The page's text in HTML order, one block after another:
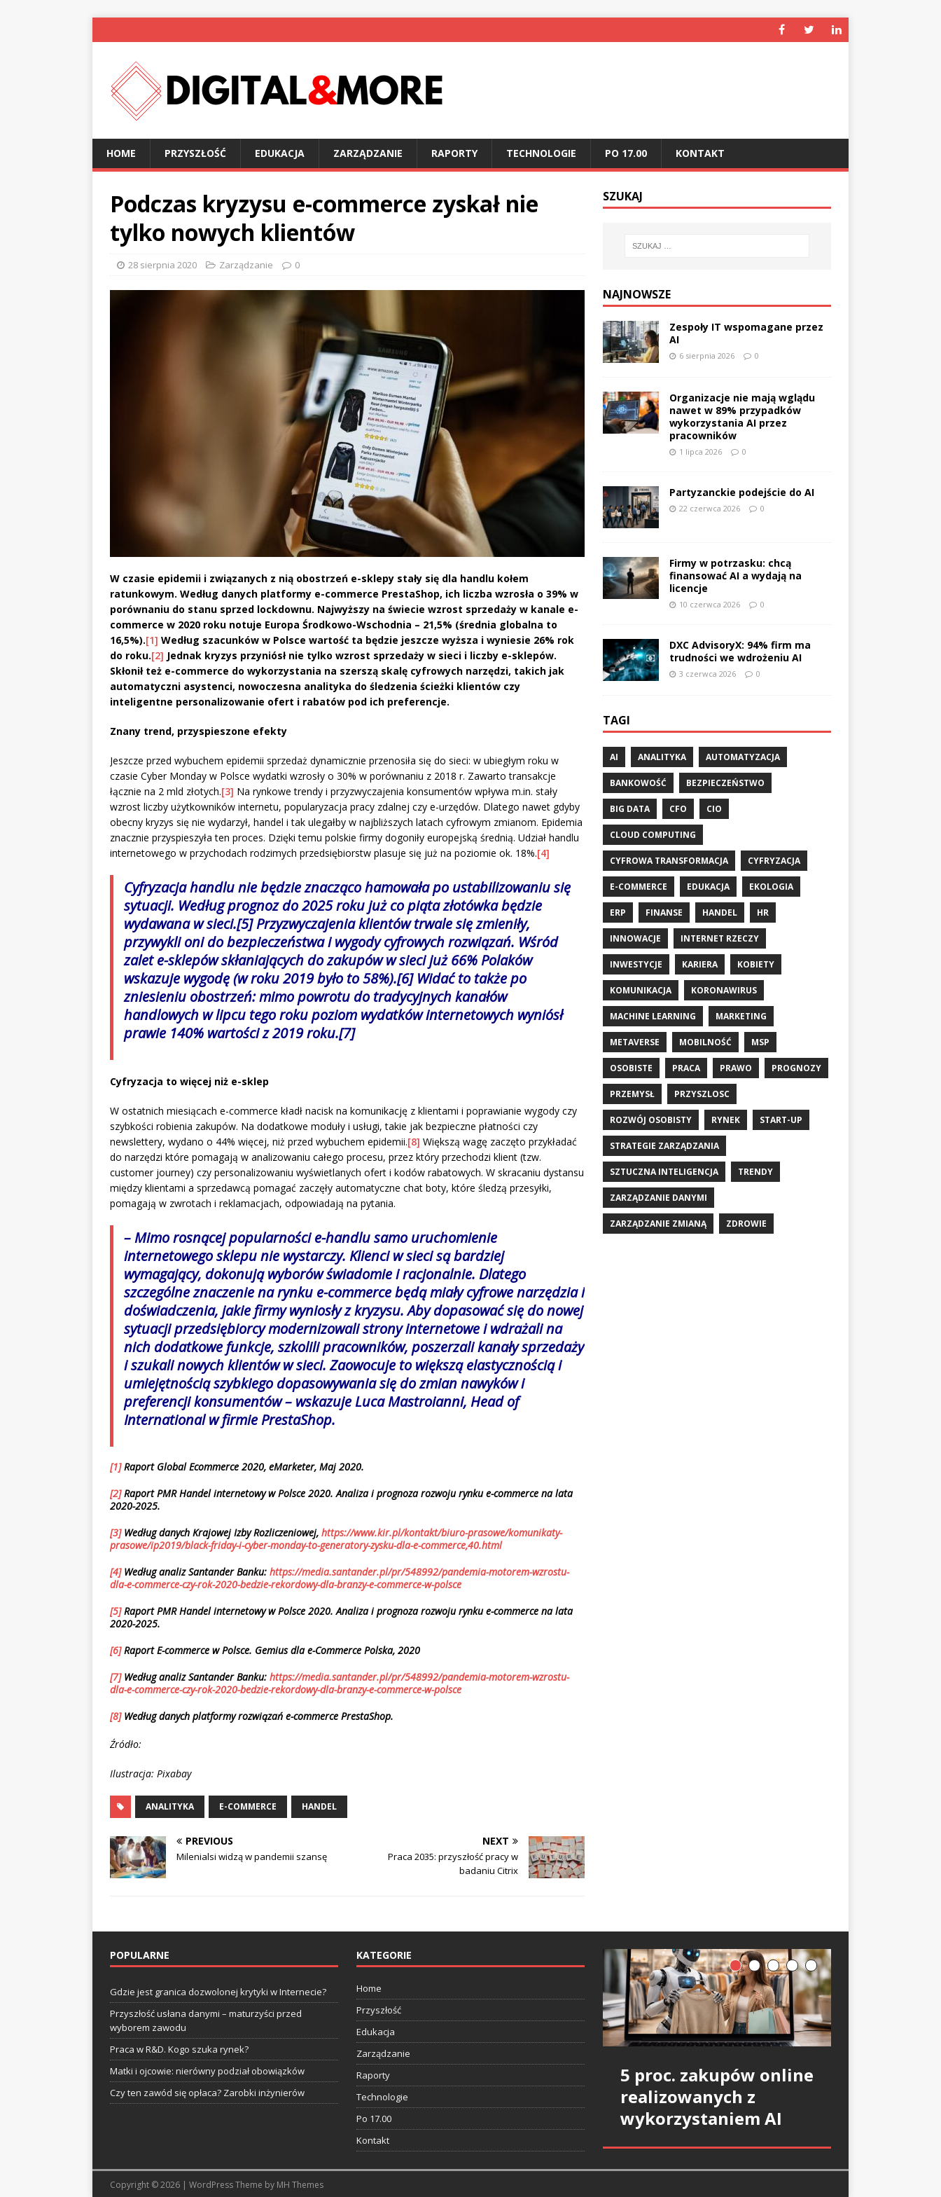
HOME PRZYSZŁOŚĆ EDUKACJA ZARZĄDZANIE RAPORTY TECHNOLOGIE PO 17.00 KONTAKT
Podczas kryzysu e-commerce zyskał nie
tylko nowych klientów
28 sierpnia 2020 Zarządzanie 0
W czasie epidemii i związanych z nią obostrzeń e-sklepy stały się dla handlu kołem
ratunkowym. Według danych platformy e-commerce PrestaShop, ich liczba wzrosła o 39% w
porównaniu do stanu sprzed lockdownu. Najwyższy na świecie wzrost sprzedaży w kanale e-
commerce w 2020 roku notuje Europa Środkowo-Wschodnia – 21,5% (średnia globalna to
16,5%).[1] Według szacunków w Polsce wartość ta będzie jeszcze wyższa i wyniesie 26% rok
do roku.[2] Jednak kryzys przyniósł nie tylko wzrost sprzedaży w sieci i liczby e-sklepów.
Skłonił też e-commerce do wykorzystania na szerszą skalę cyfrowych narzędzi, takich jak
automatyczni asystenci, nowoczesna analityka do śledzenia ścieżki klientów czy
inteligentne personalizowanie ofert i rabatów pod ich preferencje.
Znany trend, przyspieszone efekty
Jeszcze przed wybuchem epidemii sprzedaż dynamicznie przenosiła się do sieci: w ubiegłym roku w
czasie Cyber Monday w Polsce wydatki wzrosły o 30% w porównaniu z 2018 r. Zawarto transakcje
łącznie na 2 mld złotych.[3] Na rynkowe trendy i przyzwyczajenia konsumentów wpływa m.in. stały
wzrost liczby użytkowników internetu, popularyzacja pracy zdalnej czy e-urzędów. Dlatego nawet gdyby
obecny kryzys się nie wydarzył, handel i tak ulegałby w najbliższych latach cyfrowym zmianom. Epidemia
znacznie przyspieszyła ten proces. Dzięki temu polskie firmy dogoniły europejską średnią. Udział handlu
internetowego w przychodach rodzimych przedsiębiorstw plasuje się już na poziomie ok. 18%.[4]
Cyfryzacja handlu nie będzie znacząco hamowała po ustabilizowaniu się
sytuacji. Według prognoz do 2025 roku już co piąta złotówka będzie
wydawana w sieci.[5]Przyzwyczajenia klientów trwale się zmieniły,
przywykli oni do bezpieczeństwa i wygody cyfrowych rozwiązań. Wśród
zalet e-sklepów skłaniających do zakupów w sieci już 66% Polaków
wskazuje wygodę (w roku 2019 było to 58%).[6]Widać to także po
zniesieniu obostrzeń: mimo powrotu do tradycyjnych kanałów
handlowych w lipcu tego roku poziom wydatków internetowych wyniósł
prawie 140% wartości z 2019 roku.[7]
Cyfryzacja to więcej niż e-sklep
W ostatnich miesiącach e-commerce kładł nacisk na komunikację z klientami i poprawianie wygody czy
szybkości robienia zakupów. Na dodatkowe moduły i usługi, takie jak bezpieczne płatności czy
newslettery, wydano o 44% więcej, niż przed wybuchem epidemii.[8] Większą wagę zaczęto przykładać
do narzędzi które pomagają w analizowaniu całego procesu, przez który przechodzi klient (tzw.
customer journey) czy personalizowaniu wyświetlanych ofert i kodów rabatowych. W skracaniu dystansu
między klientami a sprzedawcą pomagać zaczęły automatyczne chat boty, które śledzą przesyłki,
pomagają w zwrotach i reklamacjach, odpowiadają na pytania.
– Mimo rosnącej popularności e-handlu samo uruchomienie
internetowego sklepu nie wystarczy. Klienci w sieci są bardziej
wymagający, dokonują wyborów świadomie i racjonalnie. Dlatego
szczególne znaczenie na rynku e-commerce będą miały cyfrowe narzędzia i
doświadczenia, jakie firmy wyniosły z kryzysu. Aby dopasować się do nowej
sytuacji przedsiębiorcy modernizowali strony internetowe i wdrażali na
nich dodatkowe funkcje, szkolili pracowników, poszerzali kanały sprzedaży
i szukali nowych klientów w sieci. Zaowocuje to większą elastycznością i
umiejętnością szybkiego dopasowywania się do zmian nawyków i
preferencji konsumentów – wskazuje Luca Mastroianni, Head of
International w firmie PrestaShop.
[1]Raport Global Ecommerce 2020, eMarketer, Maj 2020.
[2]Raport PMR Handel internetowy w Polsce 2020. Analiza i prognoza rozwoju rynku e-commerce na lata
2020-2025.
[3]Według danych Krajowej Izby Rozliczeniowej, https://www.kir.pl/kontakt/biuro-prasowe/komunikaty-
prasowe/ip2019/black-friday-i-cyber-monday-to-generatory-zysku-dla-e-commerce,40.html
[4]Według analiz Santander Banku: https://media.santander.pl/pr/548992/pandemia-motorem-wzrostu-
dla-e-commerce-czy-rok-2020-bedzie-rekordowy-dla-branzy-e-commerce-w-polsce
[5]Raport PMR Handel internetowy w Polsce 2020. Analiza i prognoza rozwoju rynku e-commerce na lata
2020-2025.
[6]Raport E-commerce w Polsce. Gemius dla e-Commerce Polska, 2020
[7]Według analiz Santander Banku: https://media.santander.pl/pr/548992/pandemia-motorem-wzrostu-
dla-e-commerce-czy-rok-2020-bedzie-rekordowy-dla-branzy-e-commerce-w-polsce
[8]Według danych platformy rozwiązań e-commerce PrestaShop.
Źródło:
Ilustracja: Pixabay
ANALITYKA E-COMMERCE HANDEL
PREVIOUS
Milenialsi widzą w pandemii szansę
NEXT
Praca 2035: przyszłość pracy w
badaniu Citrix
SZUKAJ
NAJNOWSZE
Zespoły IT wspomagane przez
AI
6 sierpnia 2026 0
Organizacje nie mają wglądu
nawet w 89% przypadków
wykorzystania AI przez
pracowników
1 lipca 2026 0
Partyzanckie podejście do AI
22 czerwca 2026 0
Firmy w potrzasku: chcą
finansować AI a wydają na
licencje
10 czerwca 2026 0
DXC AdvisoryX: 94% firm ma
trudności we wdrożeniu AI
3 czerwca 2026 0
TAGI
AI ANALITYKA AUTOMATYZACJA
BANKOWOŚĆ BEZPIECZEŃSTWO
BIG DATA CFO CIO
CLOUD COMPUTING
CYFROWA TRANSFORMACJA CYFRYZACJA
E-COMMERCE EDUKACJA EKOLOGIA
ERP FINANSE HANDEL HR
INNOWACJE INTERNET RZECZY
INWESTYCJE KARIERA KOBIETY
KOMUNIKACJA KORONAWIRUS
MACHINE LEARNING MARKETING
METAVERSE MOBILNOŚĆ MSP
OSOBISTE PRACA PRAWO PROGNOZY
PRZEMYSŁ PRZYSZLOSC
ROZWÓJ OSOBISTY RYNEK START-UP
STRATEGIE ZARZĄDZANIA
SZTUCZNA INTELIGENCJA TRENDY
ZARZĄDZANIE DANYMI
ZARZĄDZANIE ZMIANĄ ZDROWIE
POPULARNE
Gdzie jest granica dozwolonej krytyki w Internecie?
Przyszłość usłana danymi – maturzyści przed
wyborem zawodu
Praca w R&D. Kogo szuka rynek?
Matki i ojcowie: nierówny podział obowiązków
Czy ten zawód się opłaca? Zarobki inżynierów
KATEGORIE
Home
Przyszłość
Edukacja
Zarządzanie
Raporty
Technologie
Po 17.00
Kontakt
5 proc. zakupów online
realizowanych z
wykorzystaniem AI
Copyright © 2026 | WordPress Theme by MH Themes